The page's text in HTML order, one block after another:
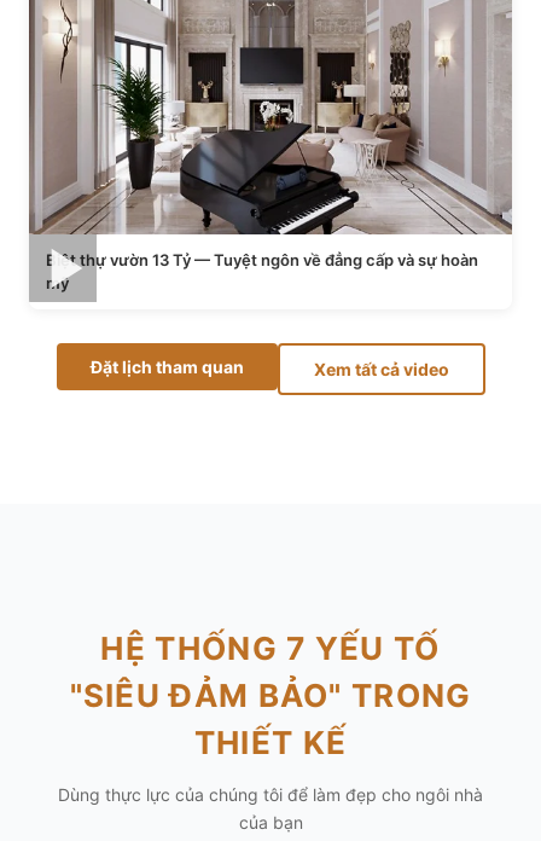
Biệt thự vườn 13 Tỷ — Tuyệt ngôn về đẳng cấp và sự hoàn
mỹ
Đặt lịch tham quan Xem tất cả video
HỆ THỐNG 7 YẾU TỐ
"SIÊU ĐẢM BẢO" TRONG
THIẾT KẾ
Dùng thực lực của chúng tôi để làm đẹp cho ngôi nhà
của bạn